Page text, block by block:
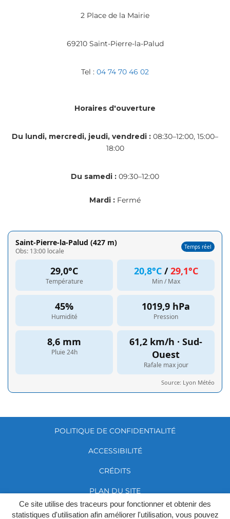
Ce site utilise des traceurs pour fonctionner et obtenir des
statistiques d'utilisation afin améliorer l'utilisation, vous pouvez
2 Place de la Mairie
69210 Saint-Pierre-la-Palud
Tel : 04 74 70 46 02
Horaires d'ouverture
Du lundi, mercredi, jeudi, vendredi : 08:30–12:00, 15:00–
18:00
Du samedi : 09:30–12:00
Mardi : Fermé
POLITIQUE DE CONFIDENTIALITÉ
ACCESSIBILITÉ
CRÉDITS
PLAN DU SITE
MENTIONS LÉGALES